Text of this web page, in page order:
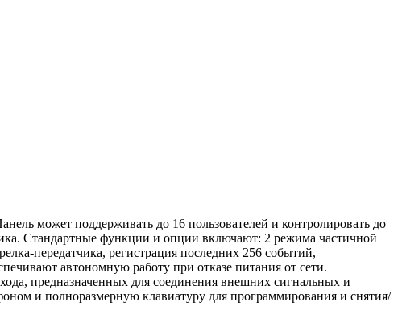
может поддерживать до 16 пользователей и контролировать до
Стандартные функции и опции включают: 2 режима частичной
передатчика, регистрация последних 256 событий,
автономную работу при отказе питания от сети.
предназначенных для соединения внешних сигнальных и
и полноразмерную клавиатуру для программирования и снятия/